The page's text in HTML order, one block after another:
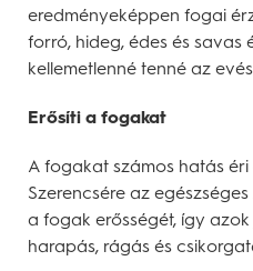
eredményeképpen fogai
forró, hideg, édes és savas
kellemetlenné tenné az
Erősíti a fogakat
A fogakat számos hatás
Szerencsére az
a fogak erősségét, így
harapás, rágás és